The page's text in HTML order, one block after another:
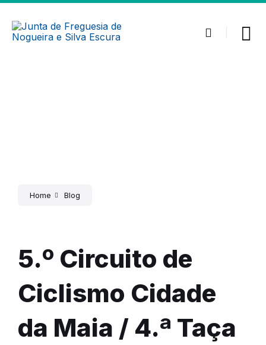
Home Blog
5.º Circuito de
Ciclismo Cidade
da Maia / 4.ª Taça